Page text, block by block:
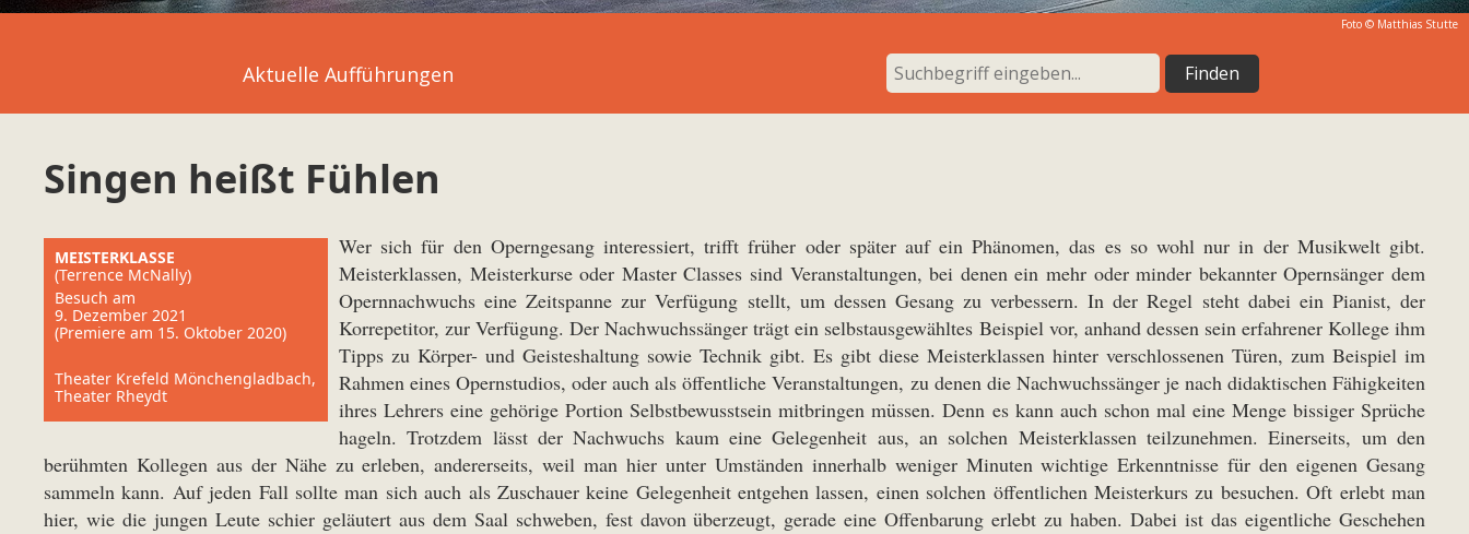
Foto © Matthias Stutte
Aktuelle Aufführungen
Singen heißt Fühlen
MEISTERKLASSE
(Terrence McNally)
Besuch am
9. Dezember 2021
(Premiere am 15. Oktober 2020)
Theater Krefeld Mönchengladbach,
Theater Rheydt
Wer sich für den Operngesang interessiert, trifft früher oder später auf ein Phänomen, das es so wohl nur in der Musikwelt gibt.
Meisterklassen, Meisterkurse oder Master Classes sind Veranstaltungen, bei denen ein mehr oder minder bekannter Opernsänger dem
Opernnachwuchs eine Zeitspanne zur Verfügung stellt, um dessen Gesang zu verbessern. In der Regel steht dabei ein Pianist, der
Korrepetitor, zur Verfügung. Der Nachwuchssänger trägt ein selbstausgewähltes Beispiel vor, anhand dessen sein erfahrener Kollege ihm
Tipps zu Körper- und Geisteshaltung sowie Technik gibt. Es gibt diese Meisterklassen hinter verschlossenen Türen, zum Beispiel im
Rahmen eines Opernstudios, oder auch als öffentliche Veranstaltungen, zu denen die Nachwuchssänger je nach didaktischen Fähigkeiten
ihres Lehrers eine gehörige Portion Selbstbewusstsein mitbringen müssen. Denn es kann auch schon mal eine Menge bissiger Sprüche
hageln. Trotzdem lässt der Nachwuchs kaum eine Gelegenheit aus, an solchen Meisterklassen teilzunehmen. Einerseits, um den
berühmten Kollegen aus der Nähe zu erleben, andererseits, weil man hier unter Umständen innerhalb weniger Minuten wichtige Erkenntnisse für den eigenen Gesang
sammeln kann. Auf jeden Fall sollte man sich auch als Zuschauer keine Gelegenheit entgehen lassen, einen solchen öffentlichen Meisterkurs zu besuchen. Oft erlebt man
hier, wie die jungen Leute schier geläutert aus dem Saal schweben, fest davon überzeugt, gerade eine Offenbarung erlebt zu haben. Dabei ist das eigentliche Geschehen